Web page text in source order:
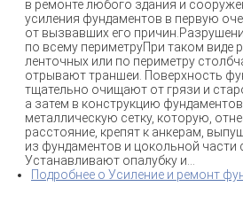
в ремонте любого здания и
усиления фундаментов в первую
от вызвавших его
по всему периметруПри таком виде
ленточных или по периметру
отрывают траншеи. Поверхность
тщательно очищают от грязи и
а затем в конструкцию
металлическую сетку, которую,
расстояние, крепят к анкерам,
из фундаментов и цокольной части
Устанавливают опалубку и...
Подробнее о Усиление и ремонт